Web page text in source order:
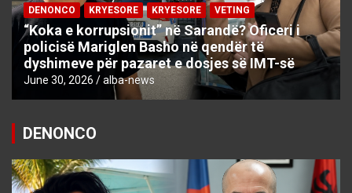
DENONCO KRYESORE KRYESORE VETING
“Koka e korrupsionit” në Sarandë? Oficeri i
policisë Mariglen Basho në qendër të
dyshimeve për pazaret e dosjes së IMT-së
June 30, 2026 alba-news
DENONCO